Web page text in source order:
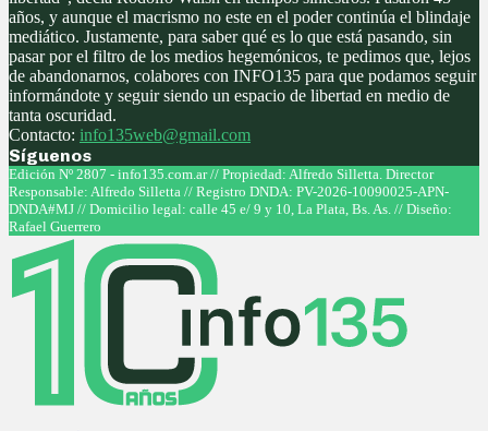
años, y aunque el macrismo no este en el poder continúa el blindaje
mediático. Justamente, para saber qué es lo que está pasando, sin
pasar por el filtro de los medios hegemónicos, te pedimos que, lejos
de abandonarnos, colabores con INFO135 para que podamos seguir
informándote y seguir siendo un espacio de libertad en medio de
tanta oscuridad.
Contacto: info135web@gmail.com
Síguenos
Facebook
Twitter
Instagram
Youtube
Edición Nº 2807 - info135.com.ar // Propiedad: Alfredo Silletta. Director
Responsable: Alfredo Silletta // Registro DNDA: PV-2026-10090025-APN-
DNDA#MJ // Domicilio legal: calle 45 e/ 9 y 10, La Plata, Bs. As. // Diseño:
Rafael Guerrero